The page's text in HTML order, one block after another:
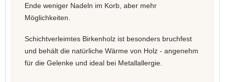
Ende weniger Nadeln im Korb, aber mehr
Möglichkeiten.
Schichtverleimtes Birkenholz ist besonders bruchfest
und behält die natürliche Wärme von Holz - angenehm
für die Gelenke und ideal bei Metallallergie.